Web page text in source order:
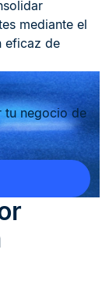
mediante el
eficaz de
tu negocio de